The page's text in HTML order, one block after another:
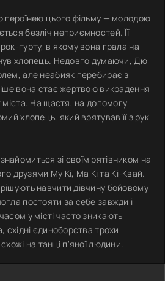
героїнею цього фільму — молодою
безліч неприємностей. Її
гурту, в якому вона грала на
хлопець. Недовго думаючи, Дю
але неабияк перебирає з
вона стає жертвою викрадення
міста. На щастя, на допомогу
хлопець, який врятував її з рук
зі своїм рятівником на
друзями Му Кі, Ма Кі та Кі-Квай.
навчити дівчину бойовому
постояти за себе завжди і
у місті часто зникають
східні єдиноборства трохи
на танці п'яної людини.